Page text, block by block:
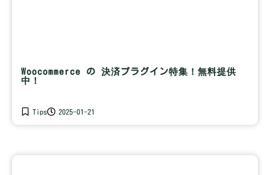
Woocommerce の 決済プラグイン特集！無料提供
中！
Tips 2025-01-21